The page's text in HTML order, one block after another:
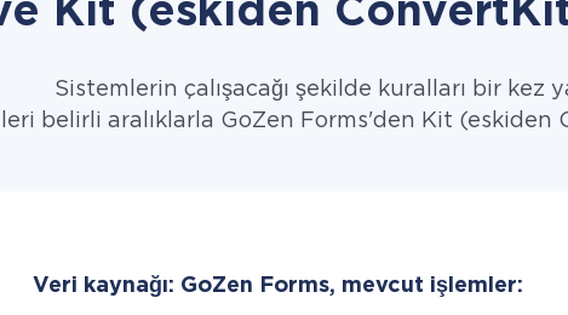
Kit (eskiden
Sistemlerin çalışacağı şekilde kuralları bir kez
belirli aralıklarla GoZen Forms'den Kit (eskiden
Veri kaynağı: GoZen Forms, mevcut işlemler: